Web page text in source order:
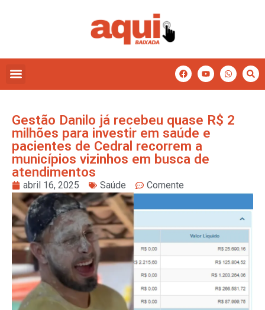
Gestão Danilo já recebeu quase R$ 2
milhões para investir em saúde e
pacientes de Cedral recorrem a
municípios vizinhos em busca de
atendimentos
abril 16, 2025 Saúde Comente